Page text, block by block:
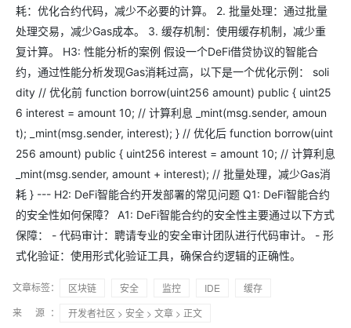
耗：优化合约代码，减少不必要的计算。 2. 批量处理：通过批量
处理交易，减少Gas成本。 3. 缓存机制：使用缓存机制，减少重
复计算。 H3: 性能分析的案例 假设一个DeFi借贷协议的智能合
约，通过性能分析发现Gas消耗过高，以下是一个优化示例： soli
dity // 优化前 function borrow(uint256 amount) public { uint25
6 interest = amount 10; // 计算利息 _mint(msg.sender, amoun
t); _mint(msg.sender, interest); } // 优化后 function borrow(uint
256 amount) public { uint256 interest = amount 10; // 计算利息
_mint(msg.sender, amount + interest); // 批量处理，减少Gas消
耗 } --- H2: DeFi智能合约开发部署的常见问题 Q1: DeFi智能合约
的安全性如何保障？ A1: DeFi智能合约的安全性主要通过以下方式
保障： - 代码审计：聘请专业的安全审计团队进行代码审计。 - 形
式化验证：使用形式化验证工具，确保合约逻辑的正确性。
文章标签： 区块链 安全 监控 IDE
缓存
来 源：
开发者社区 > 安全 > 文章 > 正文